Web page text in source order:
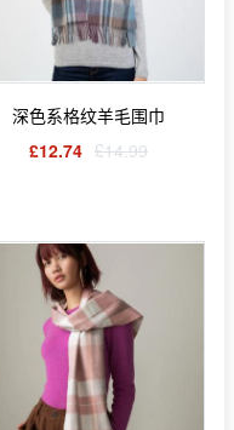
深色系格纹羊毛围巾
£12.74 £14.99